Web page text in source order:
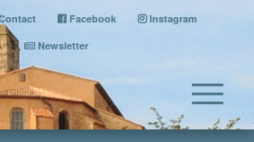
Facebook
Instagram
Newsletter